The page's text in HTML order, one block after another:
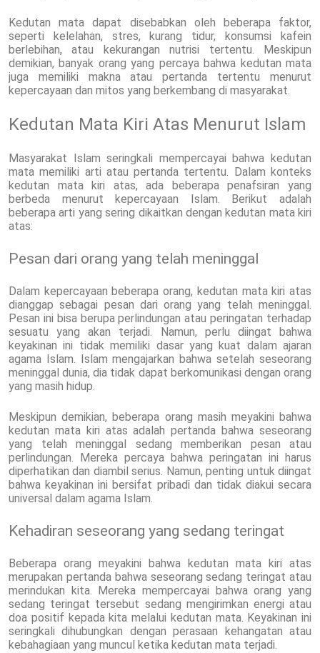
Kedutan mata dapat disebabkan oleh beberapa faktor,
seperti kelelahan, stres, kurang tidur, konsumsi kafein
berlebihan, atau kekurangan nutrisi tertentu. Meskipun
demikian, banyak orang yang percaya bahwa kedutan mata
juga memiliki makna atau pertanda tertentu menurut
kepercayaan dan mitos yang berkembang di masyarakat.
Kedutan Mata Kiri Atas Menurut Islam
Masyarakat Islam seringkali mempercayai bahwa kedutan
mata memiliki arti atau pertanda tertentu. Dalam konteks
kedutan mata kiri atas, ada beberapa penafsiran yang
berbeda menurut kepercayaan Islam. Berikut adalah
beberapa arti yang sering dikaitkan dengan kedutan mata kiri
atas:
Pesan dari orang yang telah meninggal
Dalam kepercayaan beberapa orang, kedutan mata kiri atas
dianggap sebagai pesan dari orang yang telah meninggal.
Pesan ini bisa berupa perlindungan atau peringatan terhadap
sesuatu yang akan terjadi. Namun, perlu diingat bahwa
keyakinan ini tidak memiliki dasar yang kuat dalam ajaran
agama Islam. Islam mengajarkan bahwa setelah seseorang
meninggal dunia, dia tidak dapat berkomunikasi dengan orang
yang masih hidup.
Meskipun demikian, beberapa orang masih meyakini bahwa
kedutan mata kiri atas adalah pertanda bahwa seseorang
yang telah meninggal sedang memberikan pesan atau
perlindungan. Mereka percaya bahwa peringatan ini harus
diperhatikan dan diambil serius. Namun, penting untuk diingat
bahwa keyakinan ini bersifat pribadi dan tidak diakui secara
universal dalam agama Islam.
Kehadiran seseorang yang sedang teringat
Beberapa orang meyakini bahwa kedutan mata kiri atas
merupakan pertanda bahwa seseorang sedang teringat atau
merindukan kita. Mereka mempercayai bahwa orang yang
sedang teringat tersebut sedang mengirimkan energi atau
doa positif kepada kita melalui kedutan mata. Keyakinan ini
seringkali dihubungkan dengan perasaan kehangatan atau
kebahagiaan yang muncul ketika kedutan mata terjadi.